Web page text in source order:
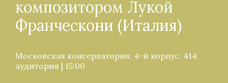
композитором Лукой
Франческони (Италия)
Московская консерватория, 4-й корпус, 414
аудитория | 15:00